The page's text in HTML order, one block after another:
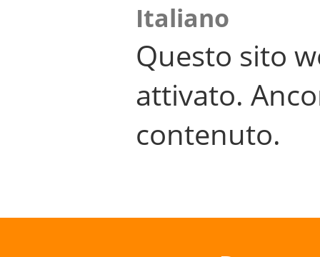
Italiano
Questo sito
attivato.
contenuto.